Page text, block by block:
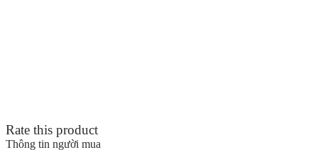
Rate this product
Thông tin người mua